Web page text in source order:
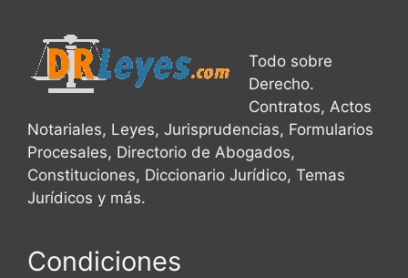
Todo sobre
Derecho.
Contratos, Actos
Notariales, Leyes, Jurisprudencias, Formularios
Procesales, Directorio de Abogados,
Constituciones, Diccionario Jurídico, Temas
Jurídicos y más.
Condiciones